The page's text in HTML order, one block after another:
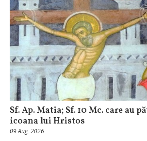
Sf. Ap. Matia; Sf. 10 Mc. care au
icoana lui Hristos
09 Aug, 2026